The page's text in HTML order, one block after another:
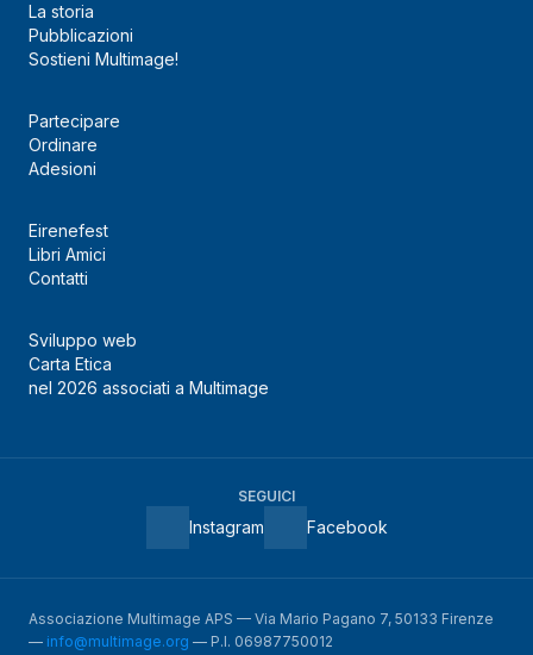
La storia
Pubblicazioni
Sostieni Multimage!
Partecipare
Ordinare
Adesioni
Eirenefest
Libri Amici
Contatti
Sviluppo web
Carta Etica
nel 2026 associati a Multimage
SEGUICI
Instagram Facebook
Associazione Multimage APS — Via Mario Pagano 7, 50133 Firenze
— info@multimage.org — P.I. 06987750012